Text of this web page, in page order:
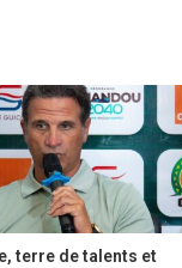
terre de talents et